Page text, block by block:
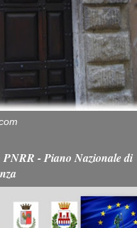
- Piano Nazionale di